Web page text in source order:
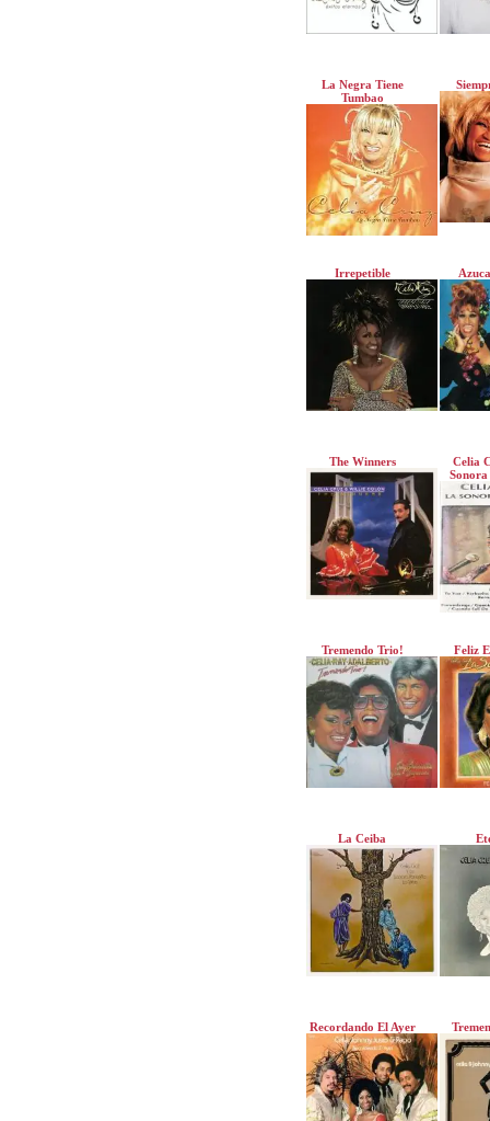
La Negra Tiene
Tumbao
Irrepetible
The Winners
Celia
Tremendo Trio! Feliz
La Ceiba
Recordando El Ayer